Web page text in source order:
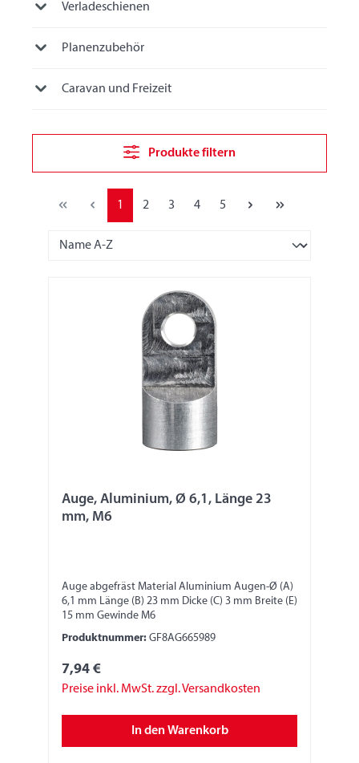
Verladeschienen
Planenzubehör
Caravan und Freizeit
Produkte filtern
1 2 3 4 5
Auge, Aluminium, Ø 6,1, Länge 23
mm, M6
Auge abgefräst Material Aluminium Augen-Ø (A)
6,1 mm Länge (B) 23 mm Dicke (C) 3 mm Breite (E)
15 mm Gewinde M6
Produktnummer: GF8AG665989
7,94 €
Preise inkl. MwSt. zzgl. Versandkosten
In den Warenkorb